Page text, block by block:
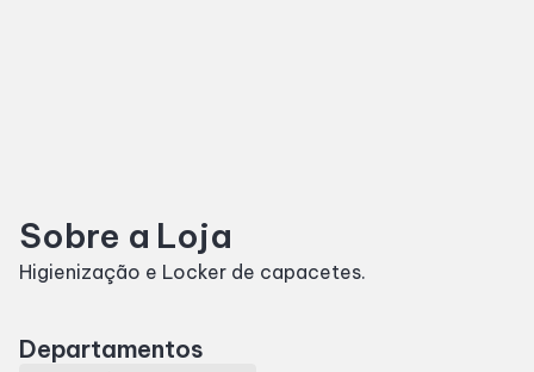
Cinema
Sobre a Loja
Higienização e Locker de capacetes.
Departamentos